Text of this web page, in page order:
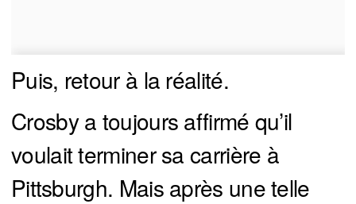
Puis, retour à la réalité.
Crosby a toujours affirmé qu’il
voulait terminer sa carrière à
Pittsburgh. Mais après une telle